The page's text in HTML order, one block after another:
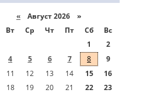
« Август 2026 »
Вт Ср Чт Пт Сб
Вс
1
2
4 5 6 7 8
9
11 12 13 14 15
16
18 19 20 21 22
23